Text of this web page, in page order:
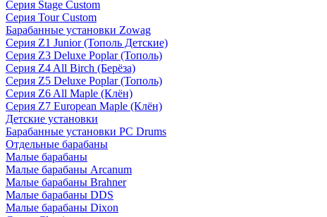
Серия Stage Custom
Серия Tour Custom
Барабанные установки Zowag
Серия Z1 Junior (Тополь Детские)
Серия Z3 Deluxe Poplar (Тополь)
Серия Z4 All Birch (Берёза)
Серия Z5 Deluxe Poplar (Тополь)
Серия Z6 All Maple (Клён)
Серия Z7 European Maple (Клён)
Детские установки
Барабанные установки PC Drums
Отдельные барабаны
Малые барабаны
Малые барабаны Arcanum
Малые барабаны Brahner
Малые барабаны DDS
Малые барабаны Dixon